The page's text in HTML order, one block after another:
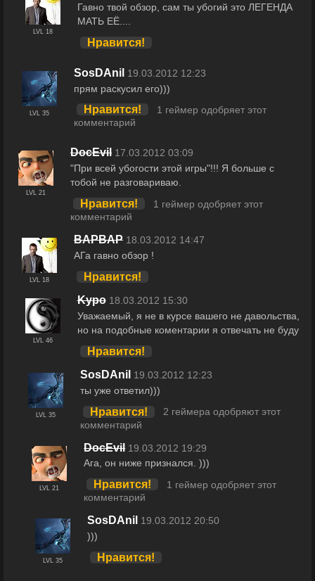
LVL 18
Гавно твой обзор, сам ты убогий это ЛЕГЕНДА
МАТЬ ЕЁ....
Нравится!
LVL 35
SosDAnil 19.03.2012 12:23
прям раскусил его)))
Нравится!
1 геймер одобряет этот
комментарий
LVL 21
DocEvil 17.03.2012 03:09
"При всей убогости этой игры"!!! Я больше с
тобой не разговариваю.
Нравится!
1 геймер одобряет этот
комментарий
LVL 18
BAPBAP 18.03.2012 14:47
АГа гавно обзор !
Нравится!
LVL 46
Kypo 18.03.2012 15:30
Уважаемый, я не в курсе вашего не давольства,
но на подобные коментарии я отвечать не буду
Нравится!
LVL 35
SosDAnil 19.03.2012 12:23
ты уже ответил)))
Нравится!
2 геймера одобряют этот
комментарий
LVL 21
DocEvil 19.03.2012 19:29
Ага, он ниже признался. )))
Нравится!
1 геймер одобряет этот
комментарий
LVL 35
SosDAnil 19.03.2012 20:50
)))
Нравится!